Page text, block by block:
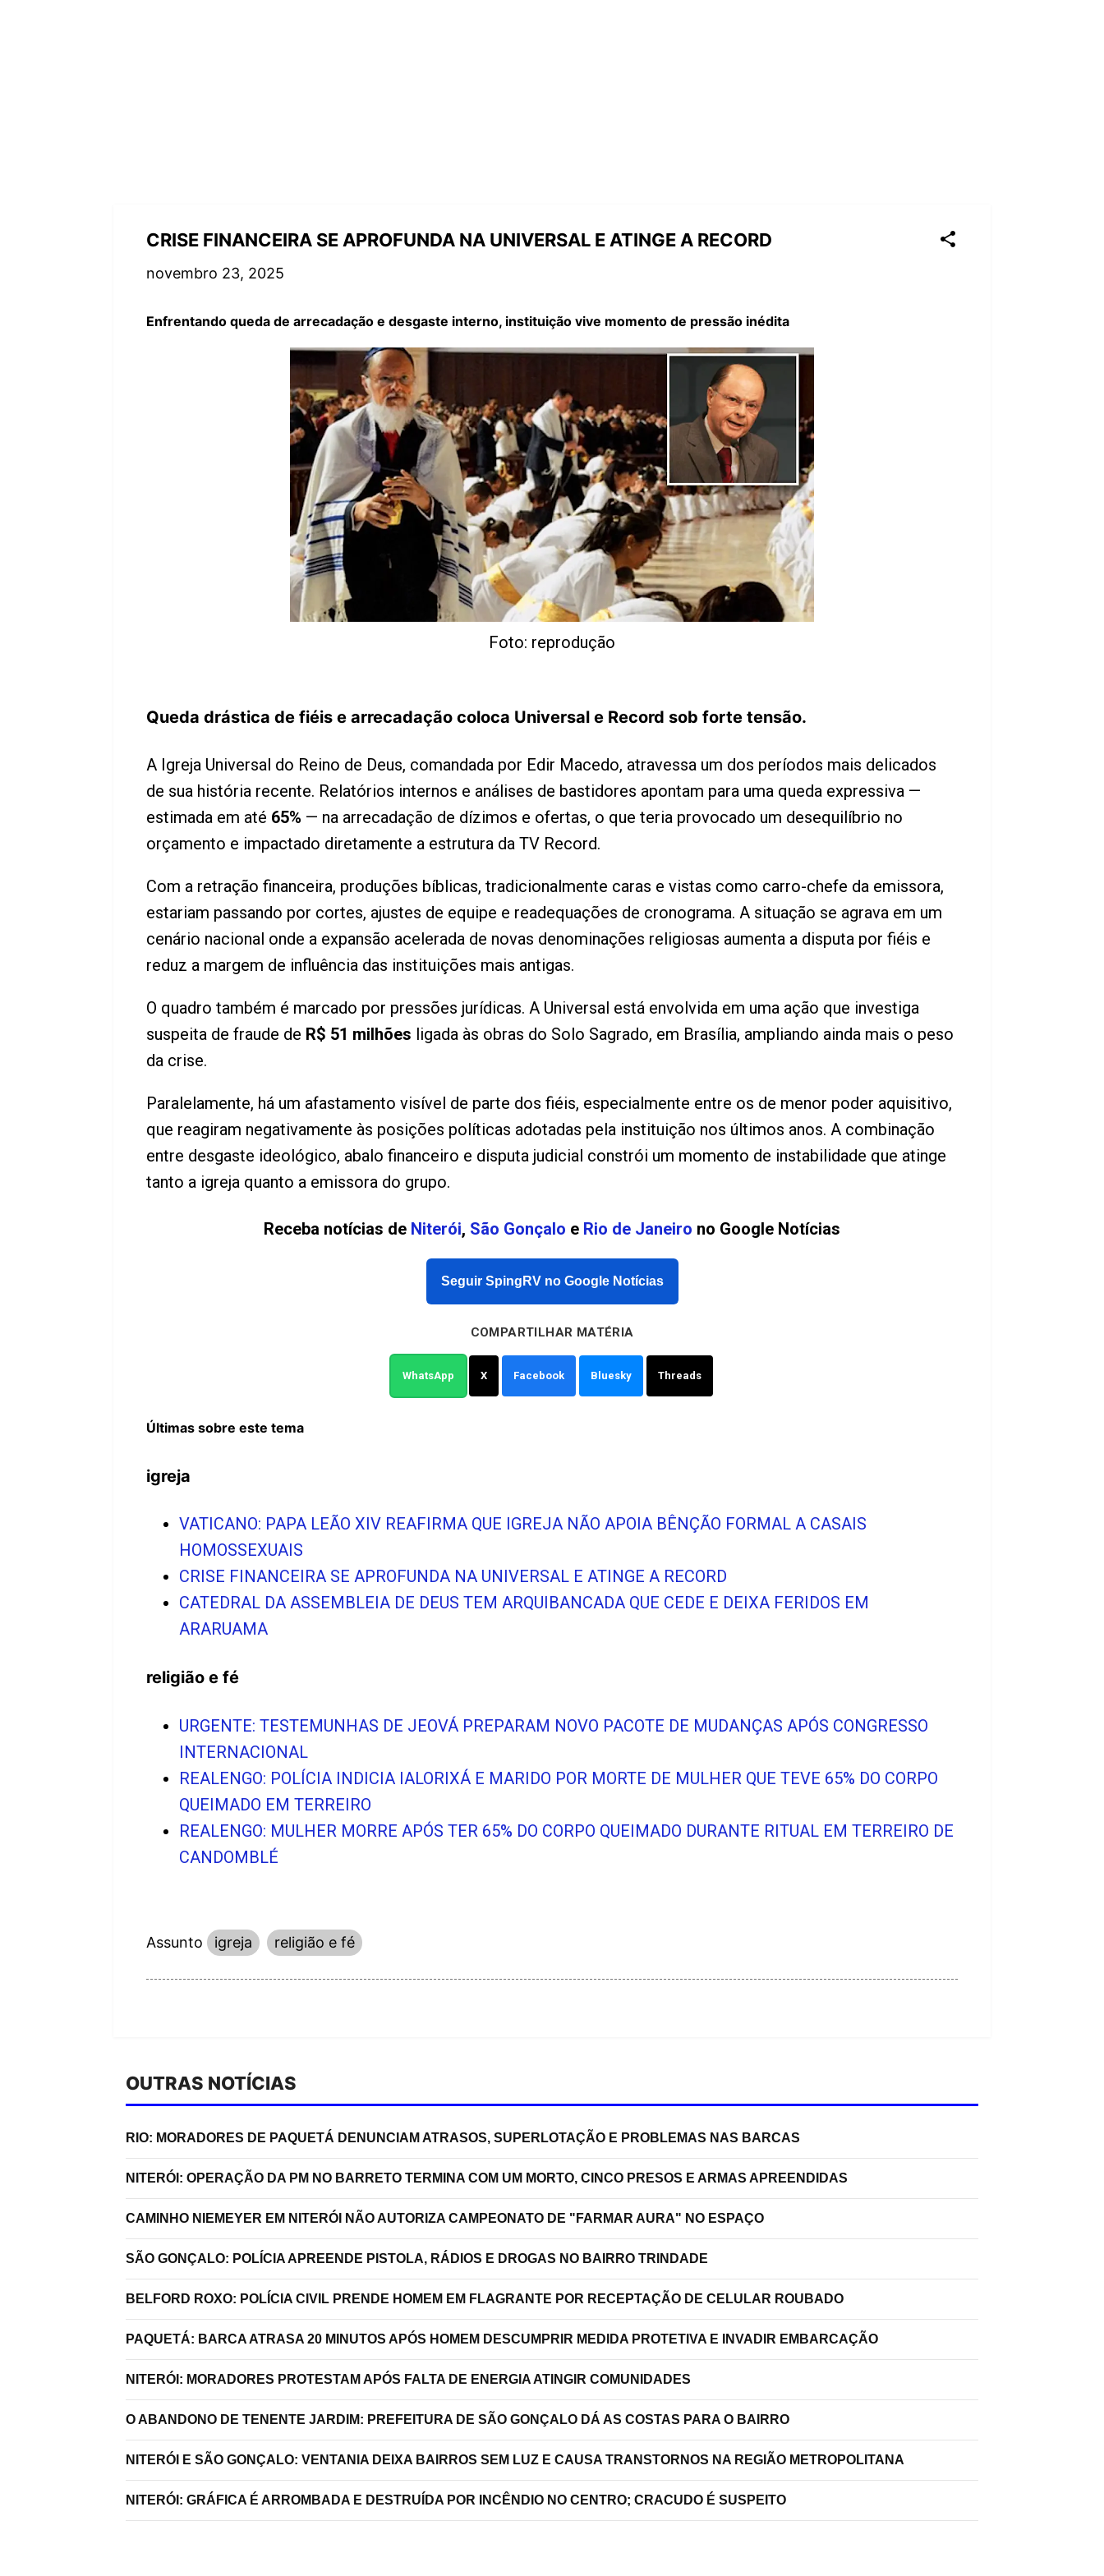
CRISE FINANCEIRA SE APROFUNDA NA UNIVERSAL E ATINGE A RECORD
novembro 23, 2025
Enfrentando queda de arrecadação e desgaste interno, instituição vive momento de pressão inédita
Foto: reprodução
Queda drástica de fiéis e arrecadação coloca Universal e Record sob forte tensão.
A Igreja Universal do Reino de Deus, comandada por Edir Macedo, atravessa um dos períodos mais delicados
de sua história recente. Relatórios internos e análises de bastidores apontam para uma queda expressiva —
estimada em até 65% — na arrecadação de dízimos e ofertas, o que teria provocado um desequilíbrio no
orçamento e impactado diretamente a estrutura da TV Record.
Com a retração financeira, produções bíblicas, tradicionalmente caras e vistas como carro-chefe da emissora,
estariam passando por cortes, ajustes de equipe e readequações de cronograma. A situação se agrava em um
cenário nacional onde a expansão acelerada de novas denominações religiosas aumenta a disputa por fiéis e
reduz a margem de influência das instituições mais antigas.
O quadro também é marcado por pressões jurídicas. A Universal está envolvida em uma ação que investiga
suspeita de fraude de R$ 51 milhões ligada às obras do Solo Sagrado, em Brasília, ampliando ainda mais o peso
da crise.
Paralelamente, há um afastamento visível de parte dos fiéis, especialmente entre os de menor poder aquisitivo,
que reagiram negativamente às posições políticas adotadas pela instituição nos últimos anos. A combinação
entre desgaste ideológico, abalo financeiro e disputa judicial constrói um momento de instabilidade que atinge
tanto a igreja quanto a emissora do grupo.
Receba notícias de Niterói, São Gonçalo e Rio de Janeiro no Google Notícias
Seguir SpingRV no Google Notícias
COMPARTILHAR MATÉRIA
WhatsApp X Facebook Bluesky Threads
Últimas sobre este tema
igreja
VATICANO: PAPA LEÃO XIV REAFIRMA QUE IGREJA NÃO APOIA BÊNÇÃO FORMAL A CASAIS
HOMOSSEXUAIS
CRISE FINANCEIRA SE APROFUNDA NA UNIVERSAL E ATINGE A RECORD
CATEDRAL DA ASSEMBLEIA DE DEUS TEM ARQUIBANCADA QUE CEDE E DEIXA FERIDOS EM
ARARUAMA
religião e fé
URGENTE: TESTEMUNHAS DE JEOVÁ PREPARAM NOVO PACOTE DE MUDANÇAS APÓS CONGRESSO
INTERNACIONAL
REALENGO: POLÍCIA INDICIA IALORIXÁ E MARIDO POR MORTE DE MULHER QUE TEVE 65% DO CORPO
QUEIMADO EM TERREIRO
REALENGO: MULHER MORRE APÓS TER 65% DO CORPO QUEIMADO DURANTE RITUAL EM TERREIRO DE
CANDOMBLÉ
Assunto igreja religião e fé
OUTRAS NOTÍCIAS
RIO: MORADORES DE PAQUETÁ DENUNCIAM ATRASOS, SUPERLOTAÇÃO E PROBLEMAS NAS BARCAS
NITERÓI: OPERAÇÃO DA PM NO BARRETO TERMINA COM UM MORTO, CINCO PRESOS E ARMAS APREENDIDAS
CAMINHO NIEMEYER EM NITERÓI NÃO AUTORIZA CAMPEONATO DE "FARMAR AURA" NO ESPAÇO
SÃO GONÇALO: POLÍCIA APREENDE PISTOLA, RÁDIOS E DROGAS NO BAIRRO TRINDADE
BELFORD ROXO: POLÍCIA CIVIL PRENDE HOMEM EM FLAGRANTE POR RECEPTAÇÃO DE CELULAR ROUBADO
PAQUETÁ: BARCA ATRASA 20 MINUTOS APÓS HOMEM DESCUMPRIR MEDIDA PROTETIVA E INVADIR EMBARCAÇÃO
NITERÓI: MORADORES PROTESTAM APÓS FALTA DE ENERGIA ATINGIR COMUNIDADES
O ABANDONO DE TENENTE JARDIM: PREFEITURA DE SÃO GONÇALO DÁ AS COSTAS PARA O BAIRRO
NITERÓI E SÃO GONÇALO: VENTANIA DEIXA BAIRROS SEM LUZ E CAUSA TRANSTORNOS NA REGIÃO METROPOLITANA
NITERÓI: GRÁFICA É ARROMBADA E DESTRUÍDA POR INCÊNDIO NO CENTRO; CRACUDO É SUSPEITO